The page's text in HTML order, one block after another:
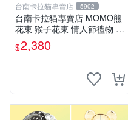
台南卡拉貓專賣店 5902
台南卡拉貓專賣店 MOMO熊
花束 猴子花束 情人節禮物 二
選一 可繡字 可今天寄明天到
$2,380